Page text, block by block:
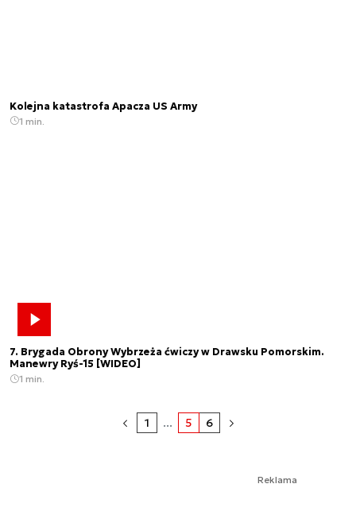
Kolejna katastrofa Apacza US Army
1 min.
7. Brygada Obrony Wybrzeża ćwiczy w Drawsku Pomorskim.
Manewry Ryś-15 [WIDEO]
1 min.
1 ... 5 6
Reklama